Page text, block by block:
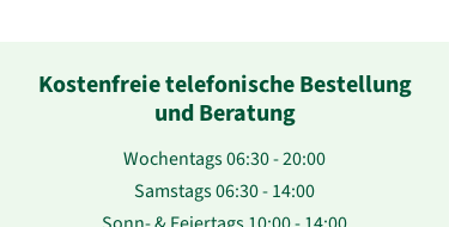
Kostenfreie telefonische Bestellung
und Beratung
Wochentags 06:30 - 20:00
Samstags 06:30 - 14:00